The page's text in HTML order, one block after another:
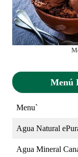
Menú
Menu`
Agua Natural
Agua Mineral